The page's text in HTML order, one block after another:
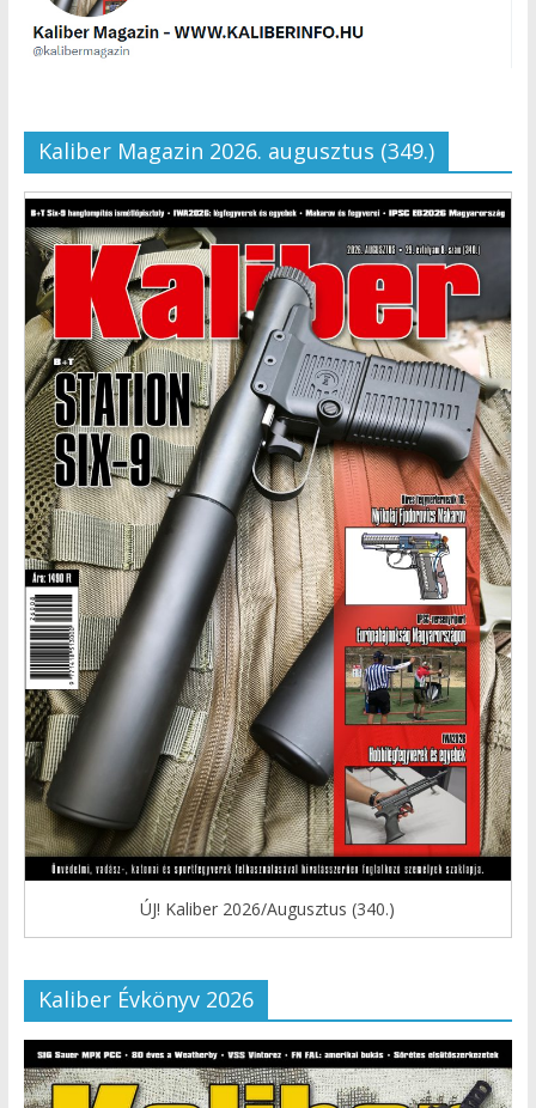
Kaliber Magazin 2026. augusztus (349.)
ÚJ! Kaliber 2026/Augusztus (340.)
Kaliber Évkönyv 2026